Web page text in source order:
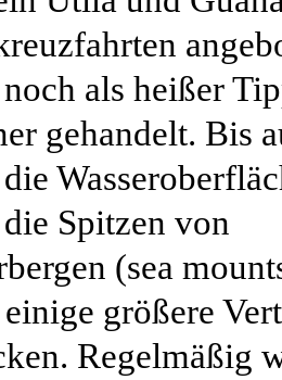
als heißer
gehandelt. Bis
Spitzen von
(sea
größere
Regelmäßig